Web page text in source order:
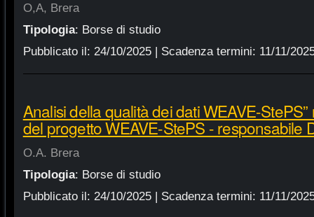
O,A, Brera
Tipologia: Borse di studio
Pubblicato il: 24/10/2025| Scadenza termini: 11/11/
Analisi della qualità dei dati WEAVE-StePS”
del progetto WEAVE-StePS - responsabile
O.A. Brera
Tipologia: Borse di studio
Pubblicato il: 24/10/2025| Scadenza termini: 11/11/